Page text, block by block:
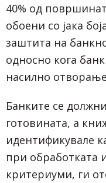
40% од
обоени со јака
заштита на
односно кога
насилно
Банките се
готовината, а
идентификувале
при обработката
критериуми, ги